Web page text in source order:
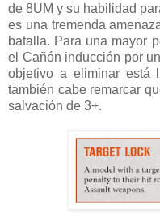
de 8UM y su habilidad
es una tremenda
batalla. Para una mayor
el Cañón inducción por
objetivo a eliminar está
también cabe remarcar
salvación de 3+.